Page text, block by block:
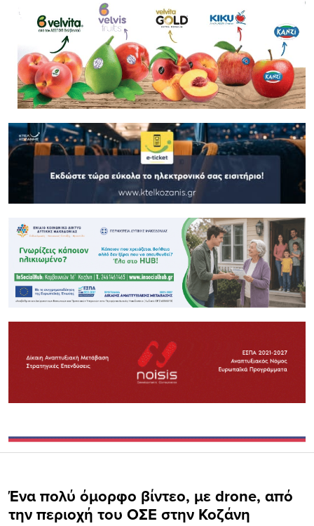
Ένα πολύ όμορφο βίντεο, με drone, από
την περιοχή του ΟΣΕ στην Κοζάνη